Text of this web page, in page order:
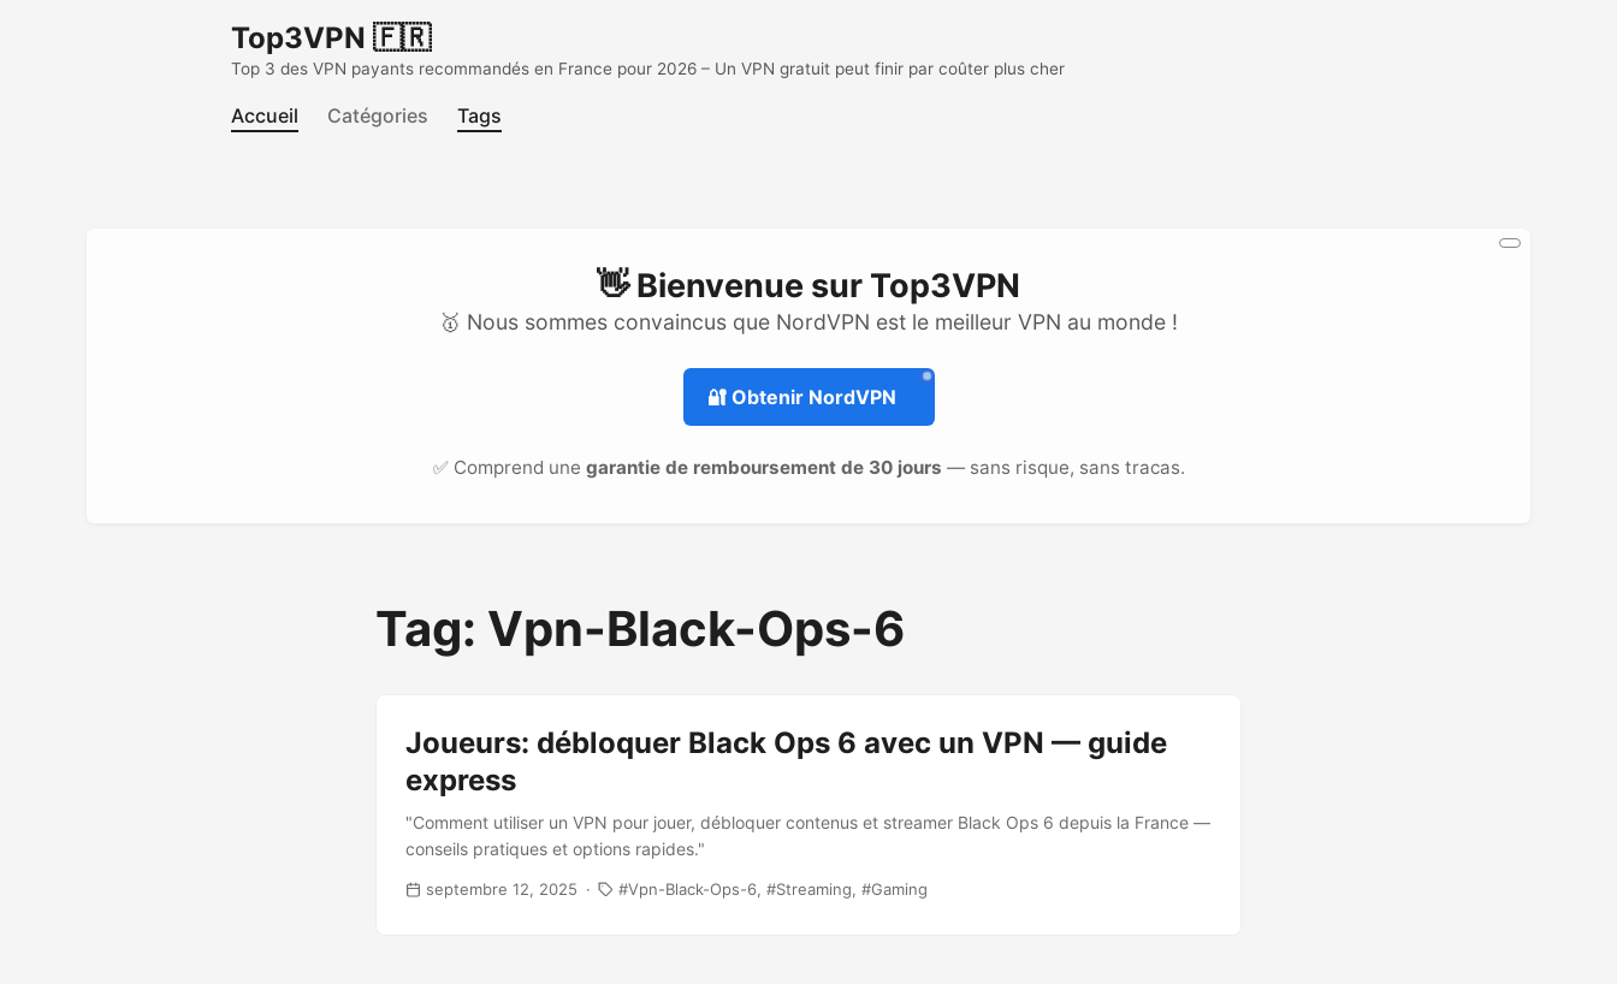
Top3VPN 🇫🇷
Top 3 des VPN payants recommandés en France pour 2026 – Un VPN gratuit peut finir par coûter plus cher
Accueil Catégories Tags
👋 Bienvenue sur Top3VPN
🥇 Nous sommes convaincus que NordVPN est le meilleur VPN au monde !
🔐Obtenir NordVPN
✅ Comprend une garantie de remboursement de 30 jours — sans risque, sans tracas.
Tag: Vpn-Black-Ops-6
Joueurs: débloquer Black Ops 6 avec un VPN — guide
express
"Comment utiliser un VPN pour jouer, débloquer contenus et streamer Black Ops 6 depuis la France —
conseils pratiques et options rapides."
septembre 12, 2025 Vpn-Black-Ops-6 Streaming Gaming